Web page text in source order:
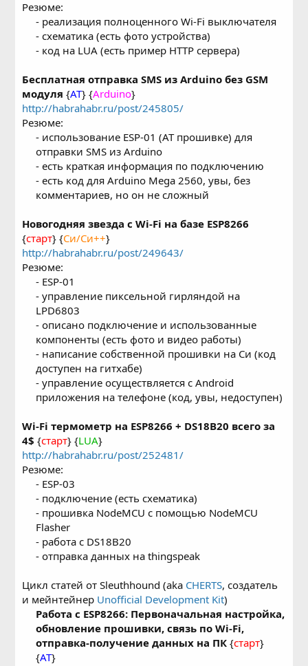
Резюме:
- реализация полноценного Wi-Fi выключателя
- схематика (есть фото устройства)
- код на LUA (есть пример HTTP сервера)​
Бесплатная отправка SMS из Arduino без GSM
модуля {AT} {Arduino}
http://habrahabr.ru/post/245805/
Резюме:
- использование ESP-01 (AT прошивке) для
отправки SMS из Arduino
- есть краткая информация по подключению
- есть код для Arduino Mega 2560, увы, без
комментариев, но он не сложный​
Новогодняя звезда с Wi-Fi на базе ESP8266
{старт} {Си/Си++}
http://habrahabr.ru/post/249643/
Резюме:
- ESP-01
- управление пиксельной гирляндой на
LPD6803
- описано подключение и использованные
компоненты (есть фото и видео работы)
- написание собственной прошивки на Си (код
доступен на гитхабе)
- управление осуществляется с Android
приложения на телефоне (код, увы, недоступен)​
Wi-Fi термометр на ESP8266 + DS18B20 всего за
4$ {старт} {LUA}
http://habrahabr.ru/post/252481/
Резюме:
- ESP-03
- подключение (есть схематика)
- прошивка NodeMCU с помощью NodeMCU
Flasher
- работа с DS18B20
- отправка данных на thingspeak​
Цикл статей от Sleuthhound (aka CHERTS, создатель
и мейнтейнер Unofficial Development Kit)
Работа с ESP8266: Первоначальная настройка,
обновление прошивки, связь по Wi-Fi,
отправка-получение данных на ПК {старт}
{AT}